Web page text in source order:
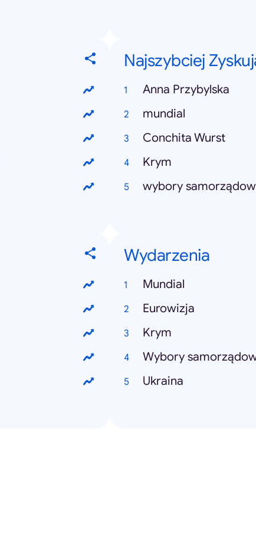
Najszybciej
Anna Przybylska
mundial
Conchita Wurst
Krym
wybory
Wydarzenia
Mundial
Eurowizja
Krym
Wybory
Ukraina